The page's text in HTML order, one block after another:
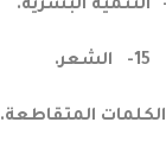
التنمية البشرية.
15- الشعر.
الكلمات المتقاطعة.